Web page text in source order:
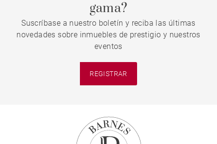
gama?
Suscríbase a nuestro boletín y reciba las últimas
novedades sobre inmuebles de prestigio y nuestros
eventos
REGISTRAR